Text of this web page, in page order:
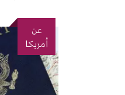
عن
أمريكا
الصورة